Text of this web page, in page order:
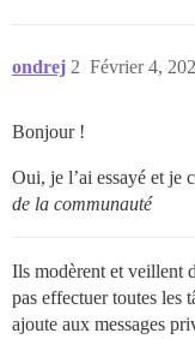
ondrej Février 4,
2
Bonjour !
Oui, je l’ai essayé et je
de la communauté
Ils modèrent et veillent
pas effectuer toutes les
ajoute aux messages